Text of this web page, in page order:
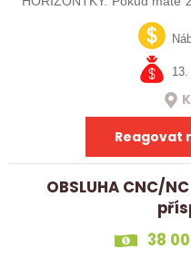
orientujete se ve výkresové
něco nového, pak jste
13.
Reagovat
OBSLUHA CNC/
38